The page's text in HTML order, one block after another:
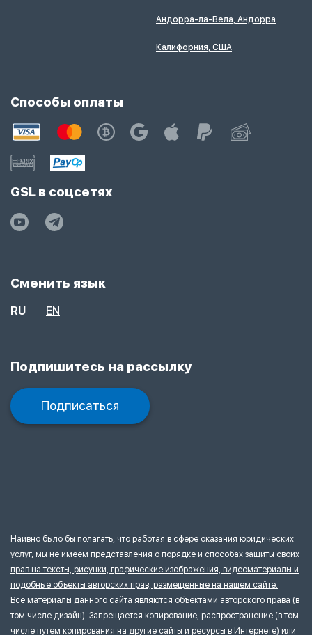
Андорра-ла-Вела, Андорра
Калифорния, США
Способы оплаты
GSL в соцсетях
Сменить язык
RU EN
Подпишитесь на рассылку
Подписаться
Наивно было бы полагать, что работая в сфере оказания юридических
услуг, мы не имеем представления о порядке и способах защиты своих
прав на тексты, рисунки, графические изображения, видеоматериалы и
подобные объекты авторских прав, размещенные на нашем сайте.
Все материалы данного сайта являются объектами авторского права (в
том числе дизайн). Запрещается копирование, распространение (в том
числе путем копирования на другие сайты и ресурсы в Интернете) или